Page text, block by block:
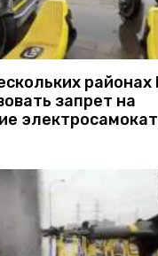
районах
запрет на